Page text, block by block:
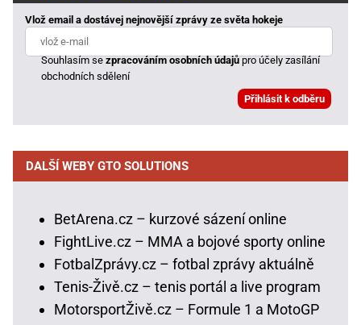
Vlož email a dostávej nejnovější zprávy ze světa hokeje
Souhlasím sezpracováním osobních údajůpro účely zasílání
obchodních sdělení
DALŠÍ WEBY GTO SOLUTIONS
BetArena.cz – kurzové sázení online
FightLive.cz – MMA a bojové sporty online
FotbalZprávy.cz – fotbal zprávy aktuálně
Tenis-Živě.cz – tenis portál a live program
MotorsportŽivě.cz – Formule 1 a MotoGP